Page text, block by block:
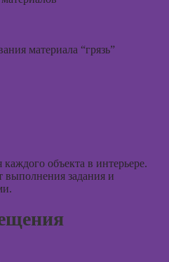
материала “грязь”
объекта в интерьере.
выполнения задания и